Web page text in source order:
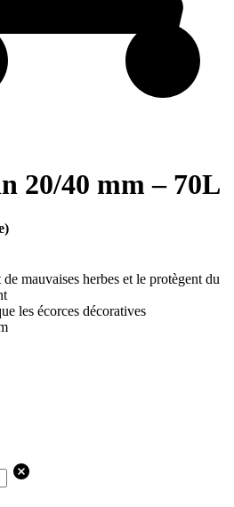
20/40 mm – 70L
mauvaises herbes et le protègent du
les écorces décoratives